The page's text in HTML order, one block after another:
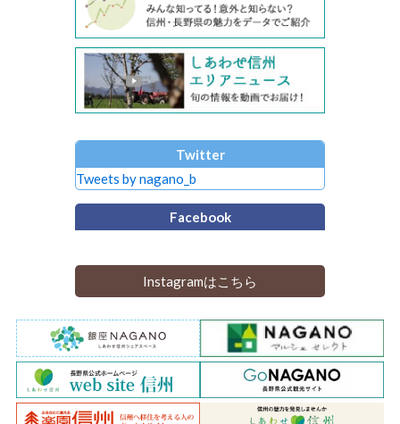
Twitter
Tweets by nagano_b
Facebook
Instagramはこちら